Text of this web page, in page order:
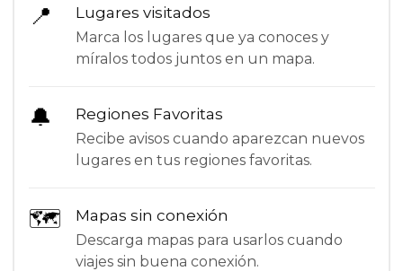
📍 Lugares visitados
Marca los lugares que ya conoces y
míralos todos juntos en un mapa.
🔔 Regiones Favoritas
Recibe avisos cuando aparezcan nuevos
lugares en tus regiones favoritas.
🗺 Mapas sin conexión
Descarga mapas para usarlos cuando
viajes sin buena conexión.